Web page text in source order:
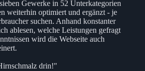
Gewerke in 52 Unterkategorien
weiterhin optimiert und ergänzt - je
suchen. Anhand konstanter
ablesen, welche Leistungen gefragt
wird die Webseite auch
drin!"